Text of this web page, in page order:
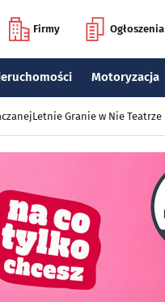
Firmy Ogłoszenia
Motoryzacja
Letnie Granie w Nie Teatrze